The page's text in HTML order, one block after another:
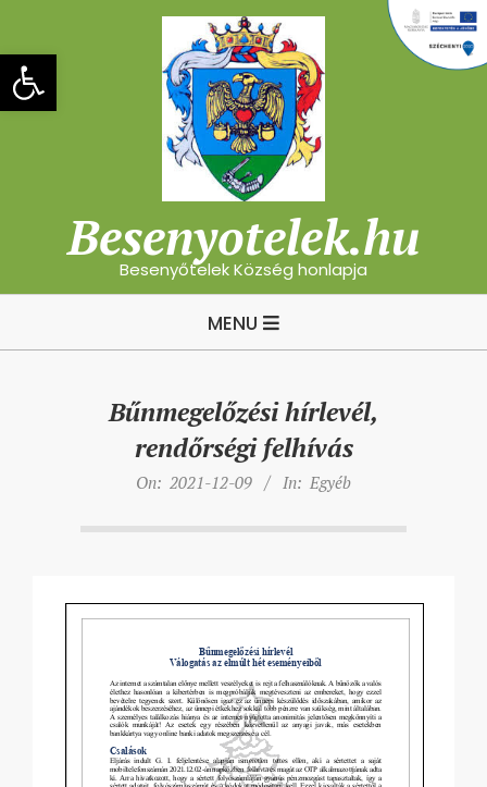
Eszköztár megnyitása
content
Besenyotelek.hu
Besenyőtelek Község honlapja
MENU
Bűnmegelőzési hírlevél,
rendőrségi felhívás
On: 2021-12-09 In: Egyéb